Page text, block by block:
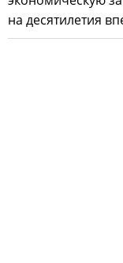
на десятилетия